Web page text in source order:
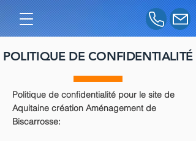
POLITIQUE DE CONFIDENTIALITÉ
Politique de confidentialité pour le site de
Aquitaine création Aménagement de
Biscarrosse: